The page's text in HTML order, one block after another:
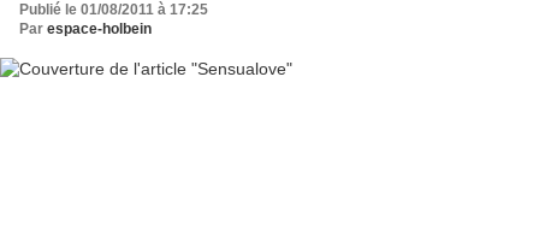
Publié le 01/08/2011 à 17:25
Par espace-holbein